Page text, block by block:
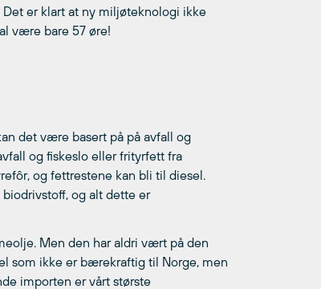
er klart at ny miljøteknologi ikke
være bare 57 øre!
det være basert på på avfall og
og fiskeslo eller frityrfett fra
og fettrestene kan bli til diesel.
og alt dette er
Men den har aldri vært på den
som ikke er bærekraftig til Norge, men
importen er vårt største